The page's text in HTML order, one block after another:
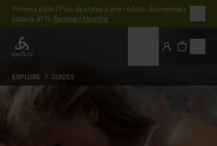
Promos d'été | Plus de styles à prix réduits. Économisez
jusqu'à 40 %. Femme | Homme
Odlo
EXPLORE GUIDES